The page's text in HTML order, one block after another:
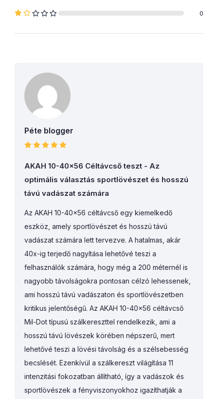
0
Péte blogger
AKAH 10-40x56 Céltávcső teszt - Az
optimális választás sportlövészet és hosszú
távú vadászat számára
Az AKAH 10-40x56 céltávcső egy kiemelkedő
eszköz, amely sportlövészet és hosszú távú
vadászat számára lett tervezve. A hatalmas, akár
40x-ig terjedő nagyítása lehetővé teszi a
felhasználók számára, hogy még a 200 méternél is
nagyobb távolságokra pontosan célzó lehessenek,
ami hosszú távú vadászaton és sportlövészetben
kritikus jelentőségű. Az AKAH 10-40x56 céltávcső
Mil-Dot típusú szálkereszttel rendelkezik, ami a
hosszú távú lövészek körében népszerű, mert
lehetővé teszi a lövési távolság és a szélsebesség
becslését. Ezenkívül a szálkereszt világítása 11
intenzitási fokozatban állítható, így a vadászok és
sportlövészek a fényviszonyokhoz igazíthatják a